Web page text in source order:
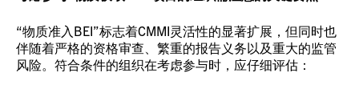
“物质准入BEI”标志着CMMI灵活性的显著扩展，但同时也
伴随着严格的资格审查、繁重的报告义务以及重大的监管
风险。符合条件的组织在考虑参与时，应仔细评估：